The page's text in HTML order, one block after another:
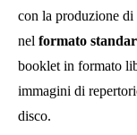
con la produzione
nel formato
booklet in formato
immagini di
disco.